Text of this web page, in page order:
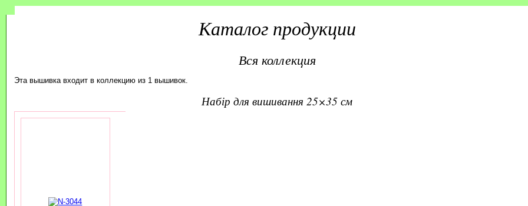
Каталог продукции
Вся коллекция
Эта вышивка входит в коллекцию из 1 вышивок.
набір для вишивання 25×35 см